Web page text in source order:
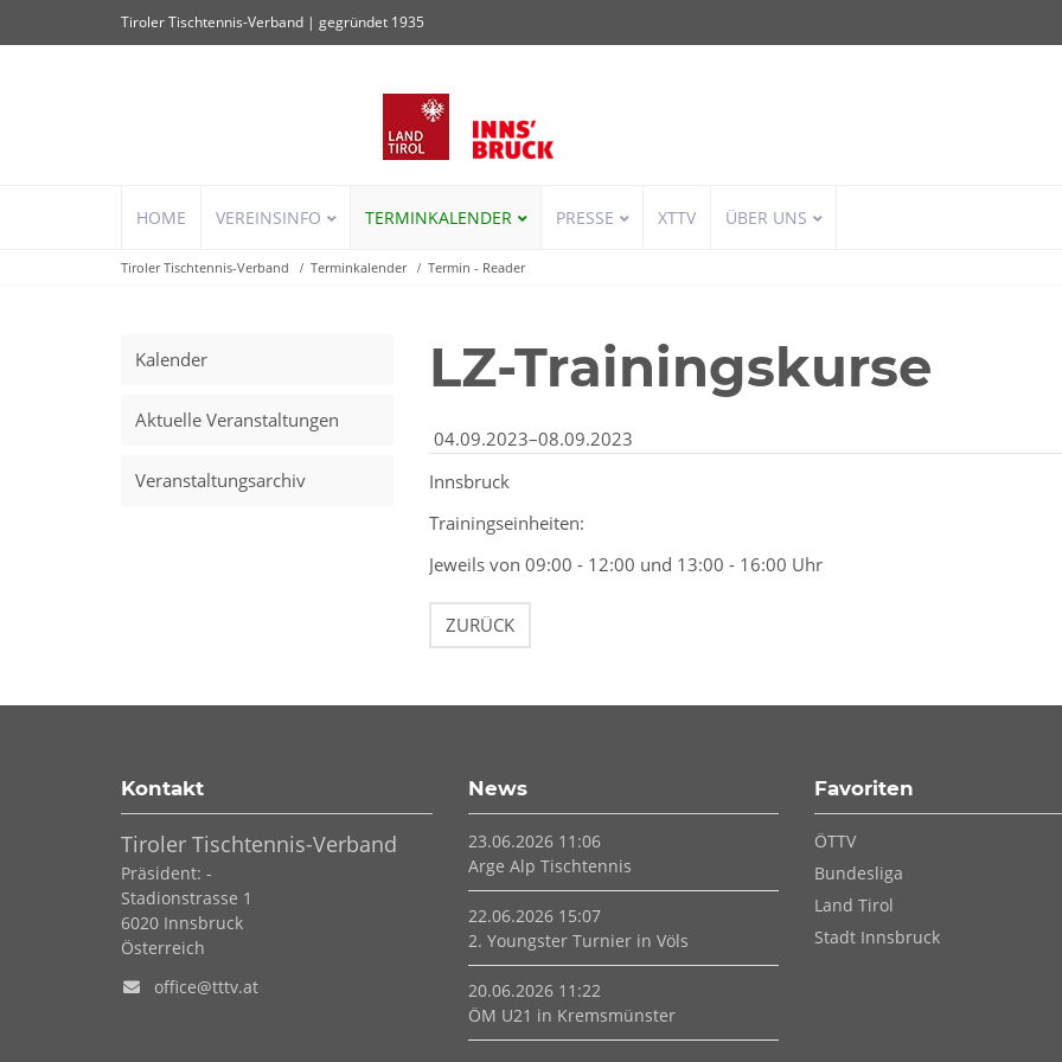
Tiroler Tischtennis-Verband | gegründet 1935
überspringen
HOME VEREINSINFO TERMINKALENDER PRESSE XTTV ÜBER UNS
Tiroler Tischtennis-Verband Terminkalender Termin - Reader
LZ-Trainingskurse
04.09.2023–08.09.2023
Innsbruck
Trainingseinheiten:
Jeweils von 09:00 - 12:00 und 13:00 - 16:00 Uhr
ZURÜCK
Kalender
Aktuelle Veranstaltungen
Veranstaltungsarchiv
Kontakt
Tiroler Tischtennis-Verband
Präsident: -
Stadionstrasse 1
6020 Innsbruck
Österreich
office@tttv.at
News
23.06.2026 11:06
Arge Alp Tischtennis
22.06.2026 15:07
2. Youngster Turnier in Völs
20.06.2026 11:22
ÖM U21 in Kremsmünster
Favoriten
Navigation
überspringen
ÖTTV
Bundesliga
Land Tirol
Stadt Innsbruck